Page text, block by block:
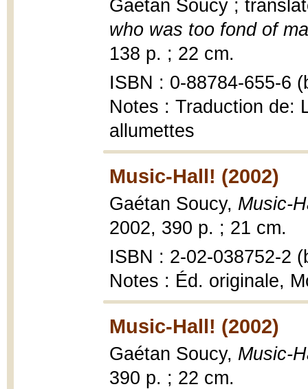
Gaétan Soucy ;
who was too fond of
138 p. ; 22 cm.
ISBN : 0-88784-655-6
Notes : Traduction de:
allumettes
Music-Hall! (2002)
Gaétan Soucy, Music-
2002, 390 p. ; 21 cm.
ISBN : 2-02-038752-2
Notes : Éd. originale,
Music-Hall! (2002)
Gaétan Soucy, Music-
390 p. ; 22 cm.